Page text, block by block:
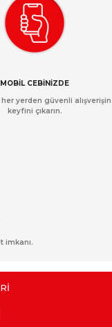
MOBİL CEBİNİZDE
yerden güvenli alışverişin
keyfini çıkarın.
imkanı.